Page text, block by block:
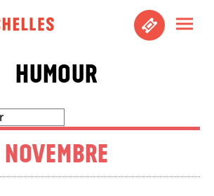
Humour
Novembre